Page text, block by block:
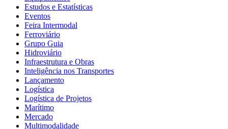
Estudos e Estatísticas
Eventos
Feira Intermodal
Ferroviário
Grupo Guia
Hidroviário
Infraestrutura e Obras
Inteligência nos Transportes
Lançamento
Logística
Logística de Projetos
Marítimo
Mercado
Multimodalidade